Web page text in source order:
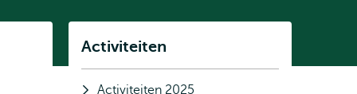
Subnavigatie
Activiteiten
Activiteiten 2025